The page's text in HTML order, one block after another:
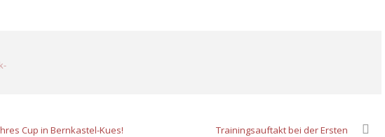
Cup in Bernkastel-Kues! Trainingsauftakt bei der Ersten